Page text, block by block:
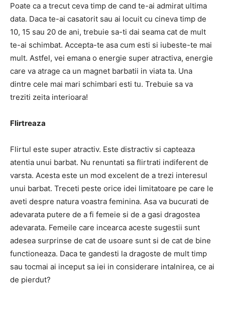
Poate ca a trecut ceva timp de cand te-ai admirat ultima
data. Daca te-ai casatorit sau ai locuit cu cineva timp de
10, 15 sau 20 de ani, trebuie sa-ti dai seama cat de mult
te-ai schimbat. Accepta-te asa cum esti si iubeste-te mai
mult. Astfel, vei emana o energie super atractiva, energie
care va atrage ca un magnet barbatii in viata ta. Una
dintre cele mai mari schimbari esti tu. Trebuie sa va
treziti zeita interioara!
Flirtreaza
Flirtul este super atractiv. Este distractiv si capteaza
atentia unui barbat. Nu renuntati sa flirtrati indiferent de
varsta. Acesta este un mod excelent de a trezi interesul
unui barbat. Treceti peste orice idei limitatoare pe care le
aveti despre natura voastra feminina. Asa va bucurati de
adevarata putere de a fi femeie si de a gasi dragostea
adevarata. Femeile care incearca aceste sugestii sunt
adesea surprinse de cat de usoare sunt si de cat de bine
functioneaza. Daca te gandesti la dragoste de mult timp
sau tocmai ai inceput sa iei in considerare intalnirea, ce ai
de pierdut?